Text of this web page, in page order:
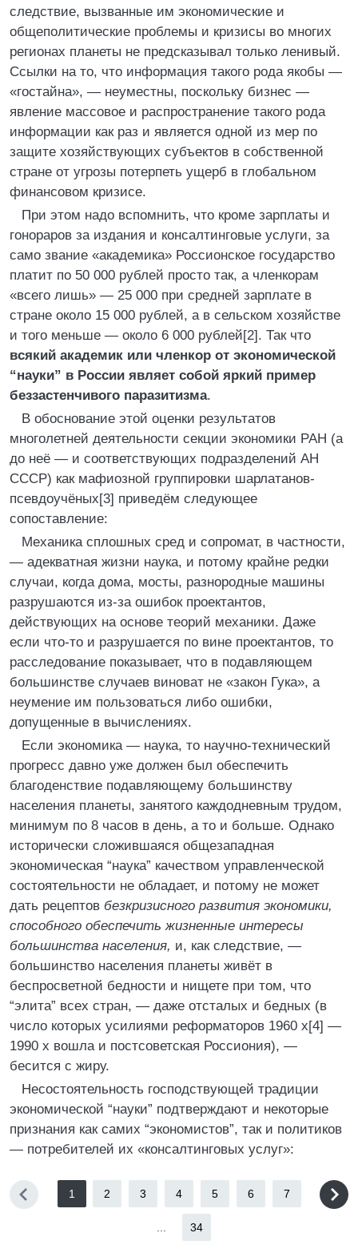
следствие, вызванные им экономические и
общеполитические проблемы и кризисы во многих
регионах планеты не предсказывал только ленивый.
Ссылки на то, что информация такого рода якобы —
«гостайна», — неуместны, поскольку бизнес —
явление массовое и распространение такого рода
информации как раз и является одной из мер по
защите хозяйствующих субъектов в собственной
стране от угрозы потерпеть ущерб в глобальном
финансовом кризисе.
При этом надо вспомнить, что кроме зарплаты и
гонораров за издания и консалтинговые услуги, за
само звание «академика» Россионское государство
платит по 50 000 рублей просто так, а членкорам
«всего лишь» — 25 000 при средней зарплате в
стране около 15 000 рублей, а в сельском хозяйстве
и того меньше — около 6 000 рублей[2]. Так что
всякий академик или членкор от экономической
“науки” в России являет собой яркий пример
беззастенчивого паразитизма.
В обоснование этой оценки результатов
многолетней деятельности секции экономики РАН (а
до неё — и соответствующих подразделений АН
СССР) как мафиозной группировки шарлатанов-
псевдоучёных[3] приведём следующее
сопоставление:
Механика сплошных сред и сопромат, в частности,
— адекватная жизни наука, и потому крайне редки
случаи, когда дома, мосты, разнородные машины
разрушаются из-за ошибок проектантов,
действующих на основе теорий механики. Даже
если что-то и разрушается по вине проектантов, то
расследование показывает, что в подавляющем
большинстве случаев виноват не «закон Гука», а
неумение им пользоваться либо ошибки,
допущенные в вычислениях.
Если экономика — наука, то научно-технический
прогресс давно уже должен был обеспечить
благоденствие подавляющему большинству
населения планеты, занятого каждодневным трудом,
минимум по 8 часов в день, а то и больше. Однако
исторически сложившаяся общезападная
экономическая “наука” качеством управленческой
состоятельности не обладает, и потому не может
дать рецептов безкризисного развития экономики,
способного обеспечить жизненные интересы
большинства населения, и, как следствие, —
большинство населения планеты живёт в
беспросветной бедности и нищете при том, что
“элита” всех стран, — даже отсталых и бедных (в
число которых усилиями реформаторов 1960 х[4] —
1990 х вошла и постсоветская Россиония), —
бесится с жиру.
Несостоятельность господствующей традиции
экономической “науки” подтверждают и некоторые
признания как самих “экономистов”, так и политиков
— потребителей их «консалтинговых услуг»:
1 2 3 4 5 6 7
34